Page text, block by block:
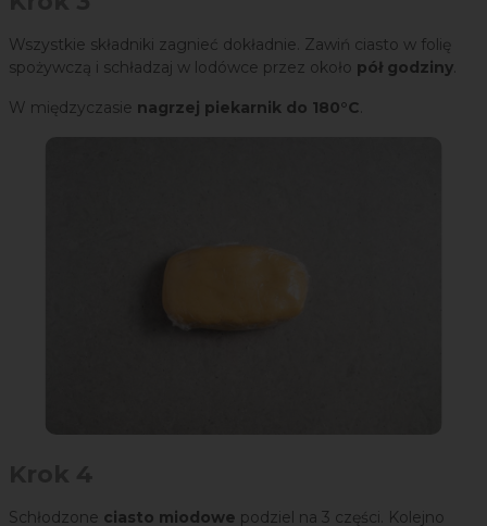
Wszystkie składniki zagnieć dokładnie. Zawiń ciasto w folię
spożywczą i schładzaj w lodówce przez około pół godziny
W międzyczasie nagrzej piekarnik do 180°C
Schłodzone ciasto miodowe podziel na 3 części. Kolejno